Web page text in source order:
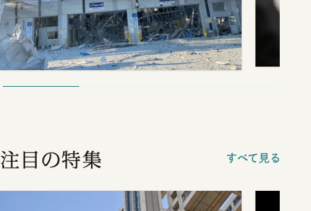
注目の特集 すべて見る